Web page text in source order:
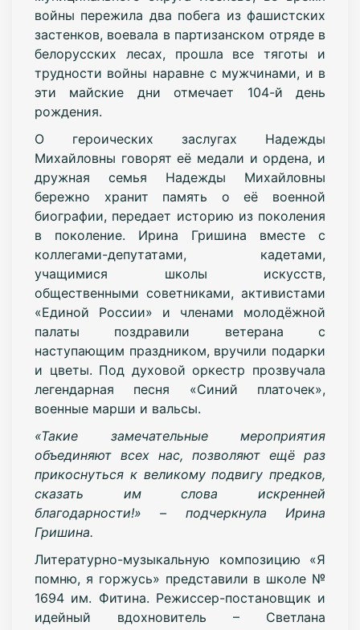
войны пережила два побега из фашистских
застенков, воевала в партизанском отряде в
белорусских лесах, прошла все тяготы и
трудности войны наравне с мужчинами, и в
эти майские дни отмечает 104-й день
рождения.
О героических заслугах Надежды
Михайловны говорят её медали и ордена, и
дружная семья Надежды Михайловны
бережно хранит память о её военной
биографии, передает историю из поколения
в поколение. Ирина Гришина вместе с
коллегами-депутатами, кадетами,
учащимися школы искусств,
общественными советниками, активистами
«Единой России» и членами молодёжной
палаты поздравили ветерана с
наступающим праздником, вручили подарки
и цветы. Под духовой оркестр прозвучала
легендарная песня «Синий платочек»,
военные марши и вальсы.
«Такие замечательные мероприятия
объединяют всех нас, позволяют ещё раз
прикоснуться к великому подвигу предков,
сказать им слова искренней
благодарности!» – подчеркнула Ирина
Гришина.
Литературно-музыкальную композицию «Я
помню, я горжусь» представили в школе №
1694 им. Фитина. Режиссер-постановщик и
идейный вдохновитель – Светлана